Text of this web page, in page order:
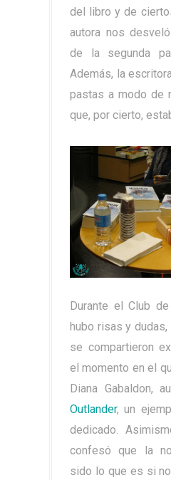
del libro y de
autora nos
de la segunda
Además, la
pastas a modo de
que, por cierto,
Durante el Club
hubo risas y
se compartieron
el momento en el
Diana Gabaldon,
Outlander, un
dedicado.
confesó que la
sido lo que es si